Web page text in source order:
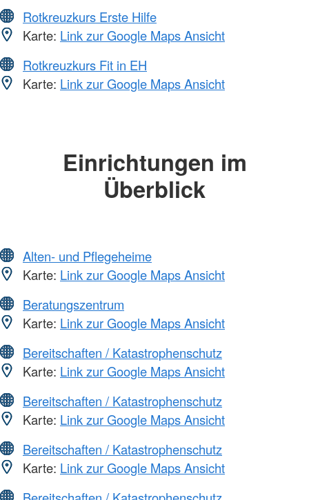
Rotkreuzkurs Erste Hilfe
Karte: Link zur Google Maps Ansicht
Rotkreuzkurs Fit in EH
Karte: Link zur Google Maps Ansicht
Einrichtungen im
Überblick
Alten- und Pflegeheime
Karte: Link zur Google Maps Ansicht
Beratungszentrum
Karte: Link zur Google Maps Ansicht
Bereitschaften / Katastrophenschutz
Karte: Link zur Google Maps Ansicht
Bereitschaften / Katastrophenschutz
Karte: Link zur Google Maps Ansicht
Bereitschaften / Katastrophenschutz
Karte: Link zur Google Maps Ansicht